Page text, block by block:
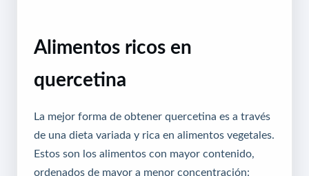
Alimentos ricos en
quercetina
La mejor forma de obtener quercetina es a través
de una dieta variada y rica en alimentos vegetales.
Estos son los alimentos con mayor contenido,
ordenados de mayor a menor concentración: